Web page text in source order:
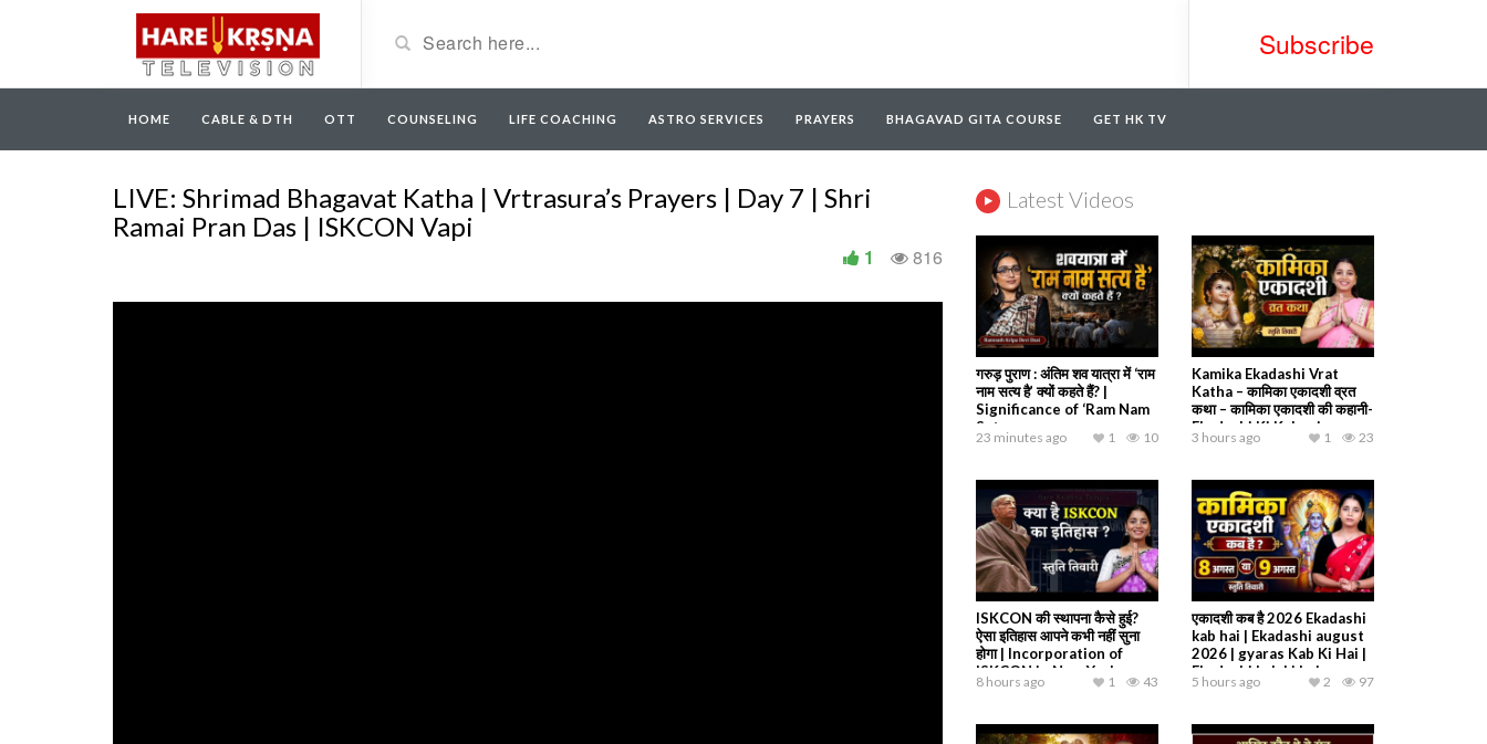
Subscribe
HOME CABLE & DTH OTT COUNSELING LIFE COACHING ASTRO SERVICES PRAYERS BHAGAVAD GITA COURSE GET HK TV
LIVE: Shrimad Bhagavat Katha | Vrtrasura’s Prayers | Day 7 | Shri
Ramai Pran Das | ISKCON Vapi
816
1
Latest Videos
गरुड़ पुराण : अंतिम शव यात्रा में ‘राम
नाम सत्य है’ क्यों कहते हैं? |
Significance of ‘Ram Nam
Satya
23 minutes ago 10
1
Kamika Ekadashi Vrat
Katha – कामिका एकादशी व्रत
कथा – कामिका एकादशी की कहानी-
Ekadashi Ki Kahani
3 hours ago 23
1
ISKCON की स्थापना कैसे हुई?
ऐसा इतिहास आपने कभी नहीं सुना
होगा | Incorporation of
ISKCON in New York
8 hours ago 43
1
एकादशी कब है 2026 Ekadashi
kab hai | Ekadashi august
2026 | gyaras Kab Ki Hai |
Ekadashi kab ki hai
5 hours ago 97
2